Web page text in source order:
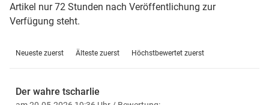
Artikel nur 72 Stunden nach Veröffentlichung zur
Verfügung steht.
Neueste zuerst Älteste zuerst Höchstbewertet zuerst
Der wahre tscharlie